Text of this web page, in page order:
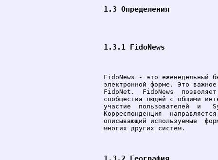
1.3 Определения
1.3.1 FidoNews
FidoNews - это еженедельный
электронной форме. Это
FidoNet.  FidoNews
сообщества людей с общими
участие  пользователей  и
Корреспонденция
описывающий используемые
многих других систем.